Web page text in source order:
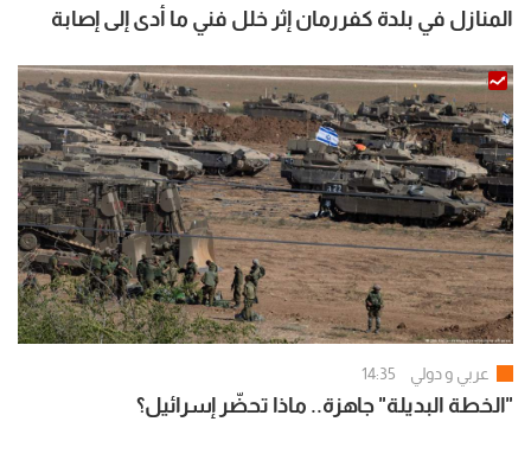
المنازل في بلدة كفررمان إثر خلل فني ما أدى إلى إصابة
عربي و دولي 14:35
"الخطة البديلة" جاهزة.. ماذا تحضّر إسرائيل؟